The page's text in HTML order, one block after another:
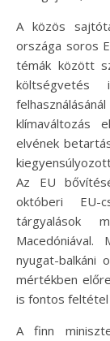
A közös
országa soros
témák között
klímaváltozás
elvének
Az EU
októberi EU-
tárgyalások
nyugat-balkáni
mértékben
is fontos feltétel
A finn